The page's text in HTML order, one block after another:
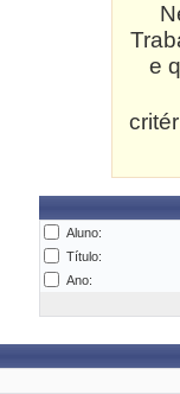
e
Aluno:
Título:
Ano: